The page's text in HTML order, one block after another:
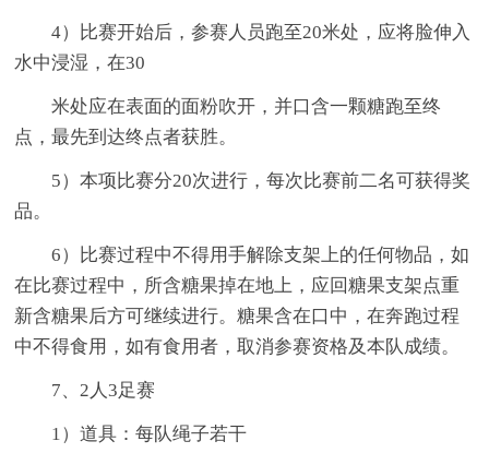
4）比赛开始后，参赛人员跑至20米处，应将脸伸入
水中浸湿，在30
米处应在表面的面粉吹开，并口含一颗糖跑至终
点，最先到达终点者获胜。
5）本项比赛分20次进行，每次比赛前二名可获得奖
品。
6）比赛过程中不得用手解除支架上的任何物品，如
在比赛过程中，所含糖果掉在地上，应回糖果支架点重
新含糖果后方可继续进行。糖果含在口中，在奔跑过程
中不得食用，如有食用者，取消参赛资格及本队成绩。
7、2人3足赛
1）道具：每队绳子若干